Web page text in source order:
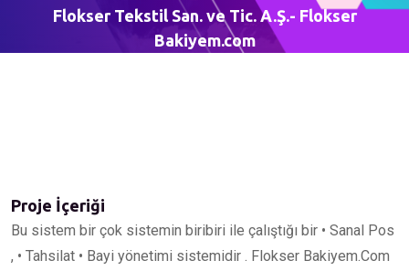
Flokser Tekstil San. ve Tic. A.Ş.- Flokser
Bakiyem.com
Proje İçeriği
Bu sistem bir çok sistemin biribiri ile çalıştığı bir • Sanal Pos
, • Tahsilat • Bayi yönetimi sistemidir . Flokser Bakiyem.Com